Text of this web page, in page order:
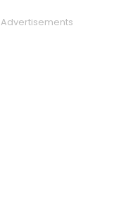
Advertisements